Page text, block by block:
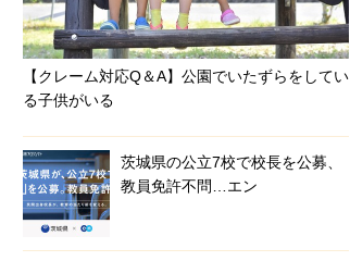
【クレーム対応Q＆A】公園でいたずらをしてい
る子供がいる
茨城県の公立7校で校長を公募、
教員免許不問…エン